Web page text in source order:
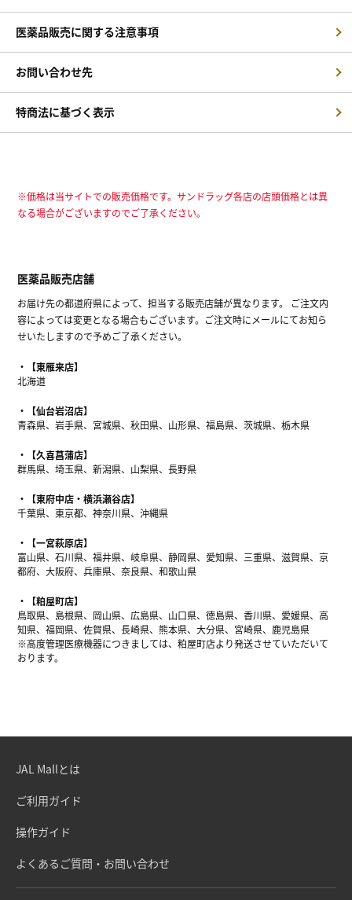
医薬品販売に関する注意事項
お問い合わせ先
特商法に基づく表示
※価格は当サイトでの販売価格です。サンドラッグ各店の店頭価格とは異
なる場合がございますのでご了承ください。
医薬品販売店舗
お届け先の都道府県によって、担当する販売店舗が異なります。 ご注文内
容によっては変更となる場合もございます。ご注文時にメールにてお知ら
せいたしますので予めご了承ください。
【東雁来店】
北海道
【仙台岩沼店】
青森県、岩手県、宮城県、秋田県、山形県、福島県、茨城県、栃木県
【久喜菖蒲店】
群馬県、埼玉県、新潟県、山梨県、長野県
【東府中店・横浜瀬谷店】
千葉県、東京都、神奈川県、沖縄県
【一宮萩原店】
富山県、石川県、福井県、岐阜県、静岡県、愛知県、三重県、滋賀県、京
都府、大阪府、兵庫県、奈良県、和歌山県
【粕屋町店】
鳥取県、島根県、岡山県、広島県、山口県、徳島県、香川県、愛媛県、高
知県、福岡県、佐賀県、長崎県、熊本県、大分県、宮崎県、鹿児島県
※高度管理医療機器につきましては、粕屋町店より発送させていただいて
おります。
JAL Mallとは
ご利用ガイド
操作ガイド
よくあるご質問・お問い合わせ